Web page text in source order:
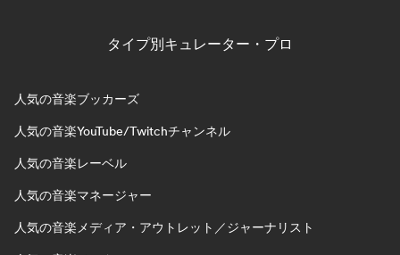
タイプ別キュレーター・プロ
人気の音楽ブッカーズ
人気の音楽YouTube/Twitchチャンネル
人気の音楽レーベル
人気の音楽マネージャー
人気の音楽メディア・アウトレット／ジャーナリスト